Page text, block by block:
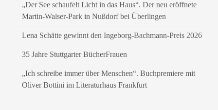
„Der See schaufelt Licht in das Haus“. Der neu eröffnete
Martin-Walser-Park in Nußdorf bei Überlingen
Lena Schätte gewinnt den Ingeborg-Bachmann-Preis 2026
35 Jahre Stuttgarter BücherFrauen
„Ich schreibe immer über Menschen“. Buchpremiere mit
Oliver Bottini im Literaturhaus Frankfurt